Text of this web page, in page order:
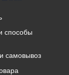
способы
самовывоз